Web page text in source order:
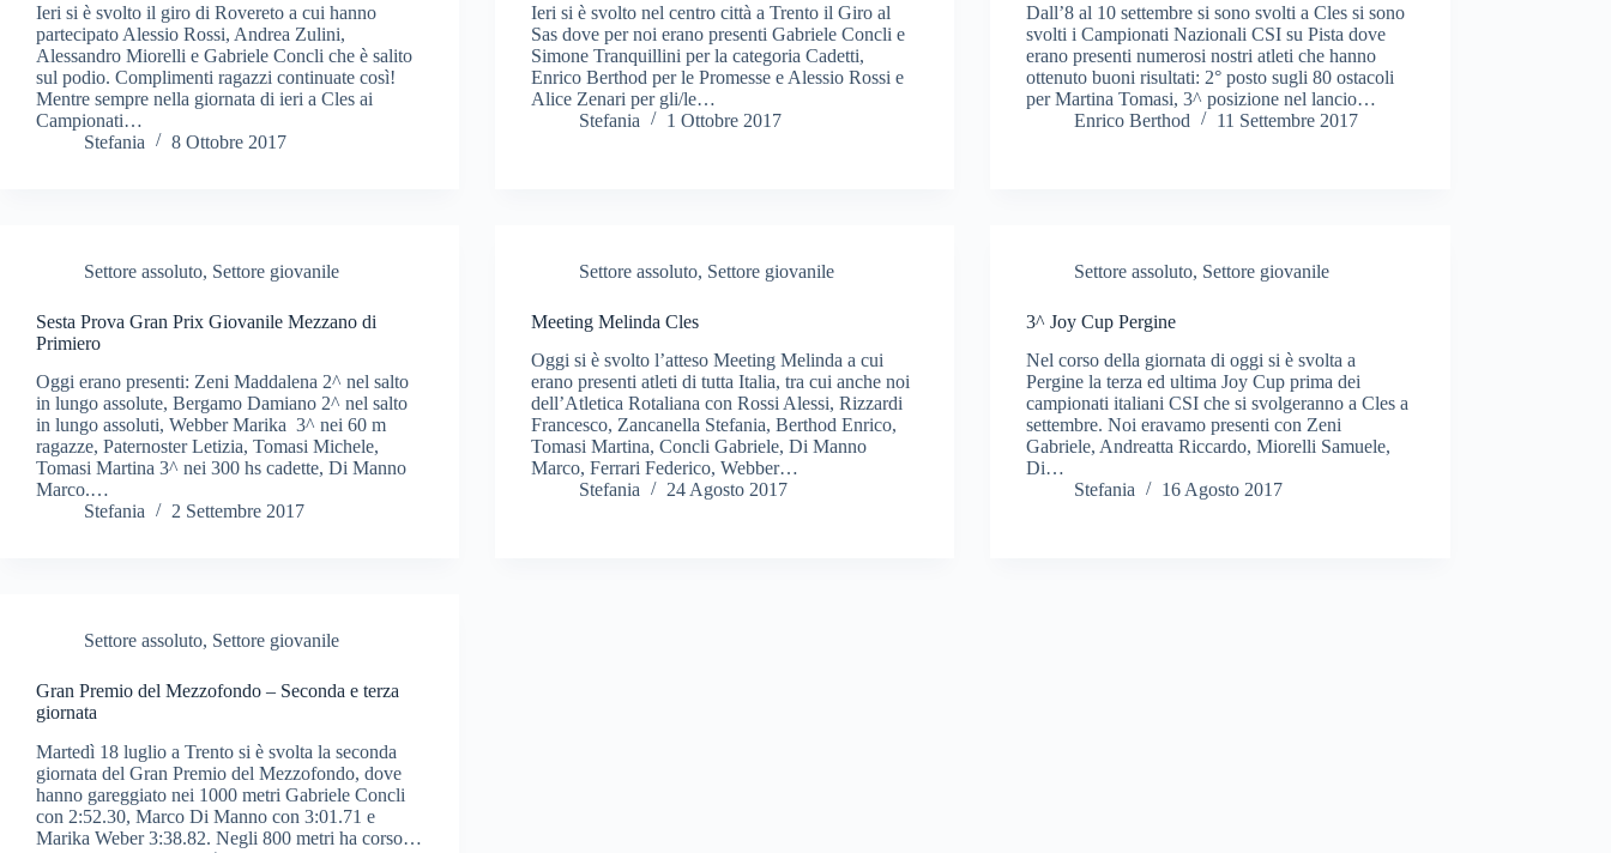
Ieri si è svolto il giro di Rovereto a cui hanno
partecipato Alessio Rossi, Andrea Zulini,
Alessandro Miorelli e Gabriele Concli che è salito
sul podio. Complimenti ragazzi continuate così!
Mentre sempre nella giornata di ieri a Cles ai
Campionati…
Stefania
8 Ottobre 2017
Ieri si è svolto nel centro città a Trento il Giro al
Sas dove per noi erano presenti Gabriele Concli e
Simone Tranquillini per la categoria Cadetti,
Enrico Berthod per le Promesse e Alessio Rossi e
Alice Zenari per gli/le…
Stefania
1 Ottobre 2017
Dall’8 al 10 settembre si sono svolti a Cles si sono
svolti i Campionati Nazionali CSI su Pista dove
erano presenti numerosi nostri atleti che hanno
ottenuto buoni risultati: 2° posto sugli 80 ostacoli
per Martina Tomasi, 3^ posizione nel lancio…
Enrico Berthod
11 Settembre 2017
Settore assoluto, Settore giovanile
Sesta Prova Gran Prix Giovanile Mezzano di
Primiero
Oggi erano presenti: Zeni Maddalena 2^ nel salto
in lungo assolute, Bergamo Damiano 2^ nel salto
in lungo assoluti, Webber Marika 3^ nei 60 m
ragazze, Paternoster Letizia, Tomasi Michele,
Tomasi Martina 3^ nei 300 hs cadette, Di Manno
Marco.…
Stefania
2 Settembre 2017
Settore assoluto, Settore giovanile
Meeting Melinda Cles
Oggi si è svolto l’atteso Meeting Melinda a cui
erano presenti atleti di tutta Italia, tra cui anche noi
dell’Atletica Rotaliana con Rossi Alessi, Rizzardi
Francesco, Zancanella Stefania, Berthod Enrico,
Tomasi Martina, Concli Gabriele, Di Manno
Marco, Ferrari Federico, Webber…
Stefania
24 Agosto 2017
Settore assoluto, Settore giovanile
3^ Joy Cup Pergine
Nel corso della giornata di oggi si è svolta a
Pergine la terza ed ultima Joy Cup prima dei
campionati italiani CSI che si svolgeranno a Cles a
settembre. Noi eravamo presenti con Zeni
Gabriele, Andreatta Riccardo, Miorelli Samuele,
Di…
Stefania
16 Agosto 2017
Settore assoluto, Settore giovanile
Gran Premio del Mezzofondo – Seconda e terza
giornata
Martedì 18 luglio a Trento si è svolta la seconda
giornata del Gran Premio del Mezzofondo, dove
hanno gareggiato nei 1000 metri Gabriele Concli
con 2:52.30, Marco Di Manno con 3:01.71 e
Marika Weber 3:38.82. Negli 800 metri ha corso…